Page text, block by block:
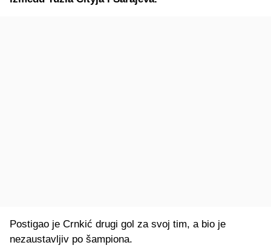
Postigao je Crnkić drugi gol za svoj tim, a bio je
nezaustavljiv po šampiona.